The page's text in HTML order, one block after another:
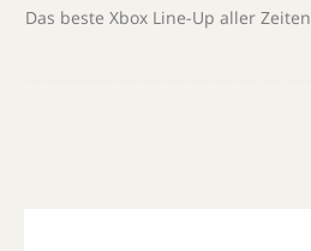
Das beste Xbox Line-Up aller Zeiten